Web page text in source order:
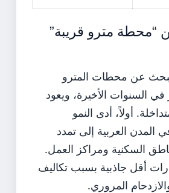
“محطة مترو قريبة”
عن محطات المترو
في السنوات الأخيرة، ويعود
أولاً، أدى النمو
المدن العربية إلى تمدد
السكنية ومراكز العمل.
أقل جاذبية بسبب تكاليف
المروري.